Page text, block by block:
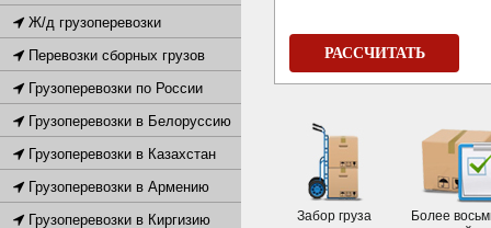
РАССЧИТАТЬ
Забор груза
Более
Ж/д грузоперевозки
Перевозки сборных грузов
Грузоперевозки по России
Грузоперевозки в Белоруссию
Грузоперевозки в Казахстан
Грузоперевозки в Армению
Грузоперевозки в Киргизию